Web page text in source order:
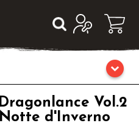
Vol.2
d'Inverno